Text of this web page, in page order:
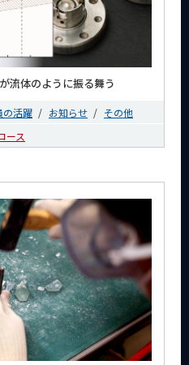
流体のように振る舞う
の活躍 お知らせ
その他
ース